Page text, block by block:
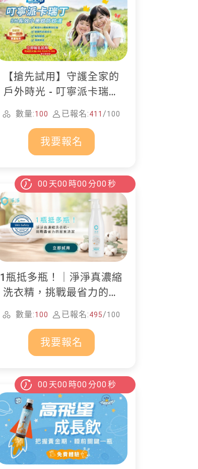
【搶先試用】守護全家的
戶外時光 - 叮寧派卡瑞丁
防蚊液
數量:100 已報名:411 /100
我要報名
00 天00 時00 分00 秒
1瓶抵多瓶！｜淨淨真濃縮
洗衣精，挑戰最省力的居
家清潔
數量:100 已報名:495/100
我要報名
00 天00 時00 分00 秒